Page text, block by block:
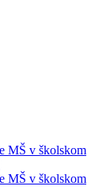
MŠ v školskom
MŠ v školskom